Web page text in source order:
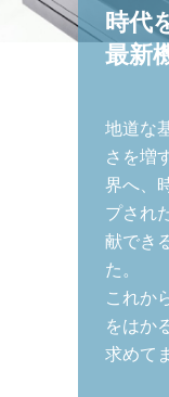
時代
最新
地道な
さを増
界へ、
プされ
献でき
た。
これか
をはか
求めて